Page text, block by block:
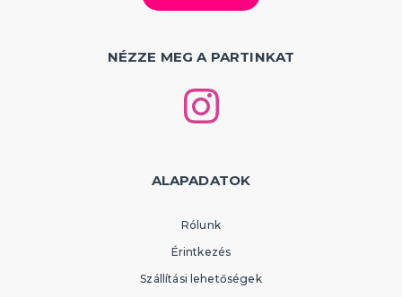
NÉZZE MEG A PARTINKAT
ALAPADATOK
Rólunk
Érintkezés
Szállítási lehetőségek